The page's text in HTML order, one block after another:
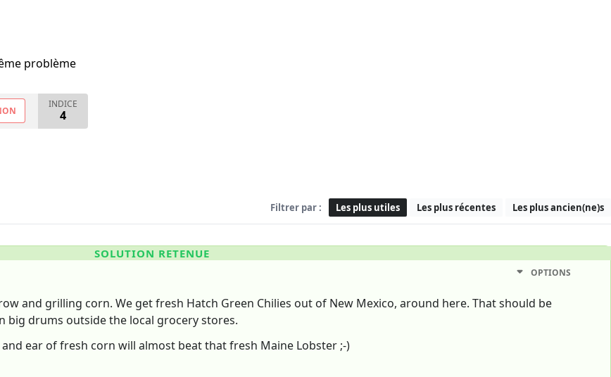
problème
INDICE
4
Filtrer par : Les plus utiles Les plus récentes Les plus ancien(ne)s
SOLUTION RETENUE
OPTIONS
and grilling corn. We get fresh Hatch Green Chilies out of New Mexico, around here. That should be
big drums outside the local grocery stores.
ear of fresh corn will almost beat that fresh Maine Lobster ;-)